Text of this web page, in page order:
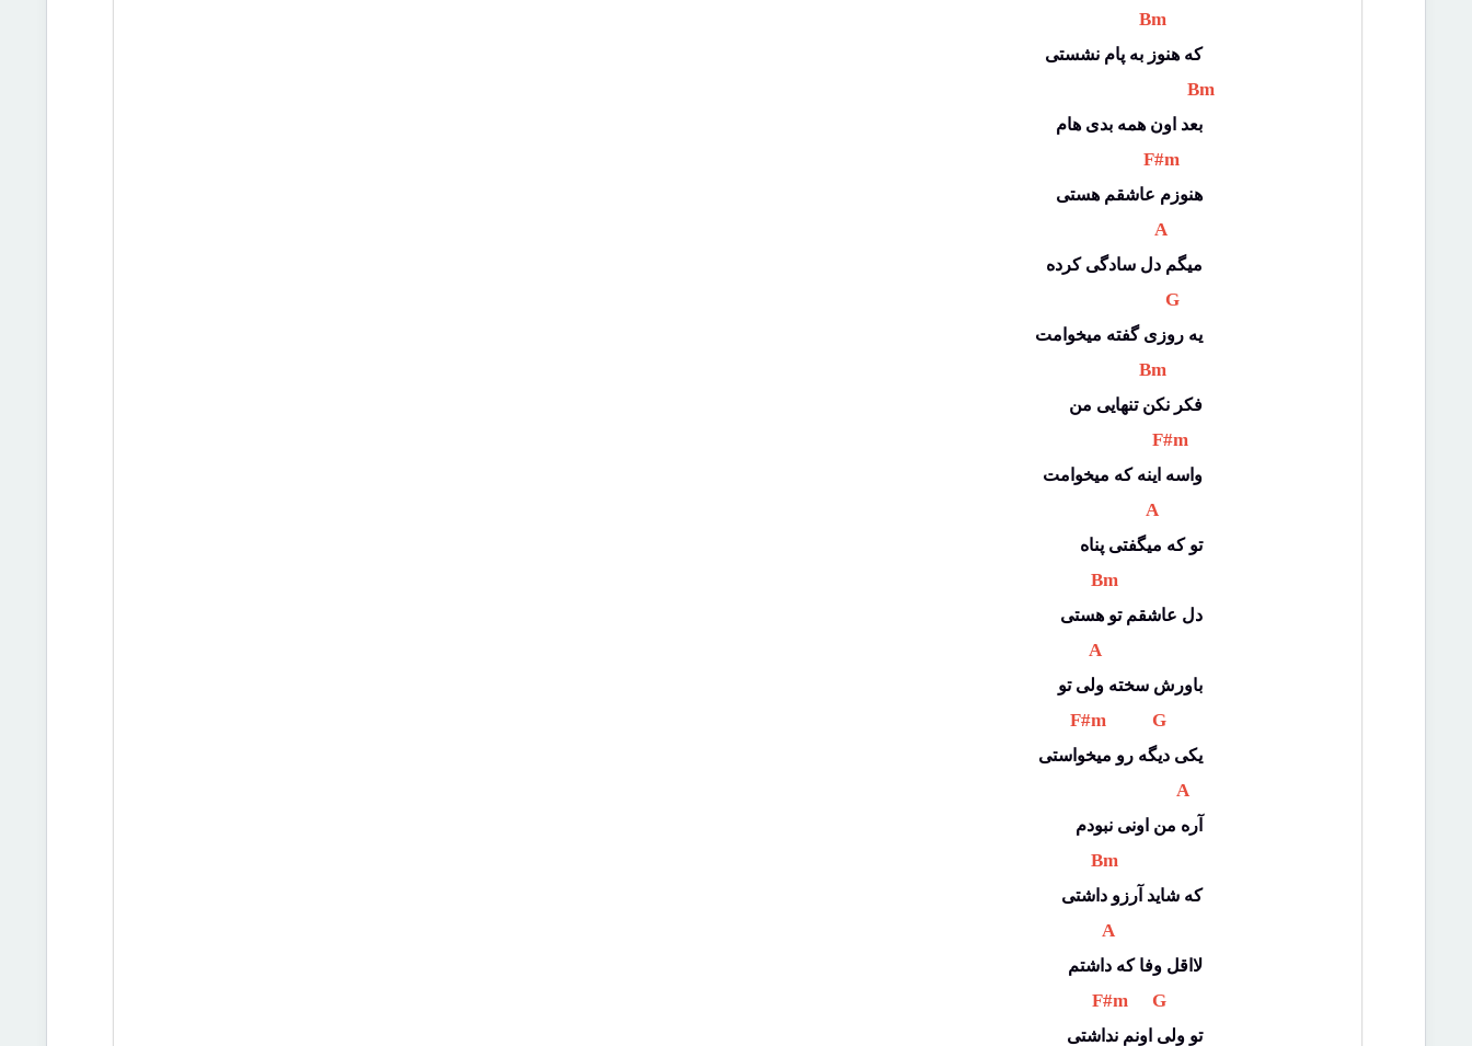
Bm
که هنوز به پام نشستی
Bm
بعد اون همه بدی هام
F#m
هنوزم عاشقم هستی
A
میگم دل سادگی کرده
G
یه روزی گفته میخوامت
Bm
فکر نکن تنهایی من
F#m
واسه اینه که میخوامت
A
تو که میگفتی پناه
Bm
دل عاشقم تو هستی
A
باورش سخته ولی تو
F#m G
یکی دیگه رو میخواستی
A
آره من اونی نبودم
Bm
که شاید آرزو داشتی
A
لااقل وفا که داشتم
F#m G
تو ولی اونم نداشتی